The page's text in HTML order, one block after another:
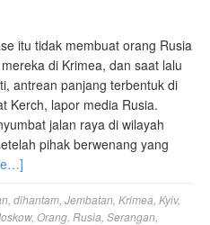
itu tidak membuat orang Rusia
di Krimea, dan saat lalu
antrean panjang terbentuk di
Kerch, lapor media Rusia.
jalan raya di wilayah
pihak berwenang yang
dihantam Jembatan Krimea Kyiv,
, Orang Rusia Serangan